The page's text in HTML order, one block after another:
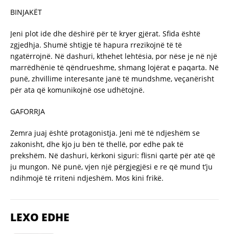
BINJAKËT
Jeni plot ide dhe dëshirë për të kryer gjërat. Sfida është
zgjedhja. Shumë shtigje të hapura rrezikojnë të të
ngatërrojnë. Në dashuri, kthehet lehtësia, por nëse je në një
marrëdhënie të qëndrueshme, shmang lojërat e paqarta. Në
punë, zhvillime interesante janë të mundshme, veçanërisht
për ata që komunikojnë ose udhëtojnë.
GAFORRJA
Zemra juaj është protagonistja. Jeni më të ndjeshëm se
zakonisht, dhe kjo ju bën të thellë, por edhe pak të
prekshëm. Në dashuri, kërkoni siguri: flisni qartë për atë që
ju mungon. Në punë, vjen një përgjegjësi e re që mund t’ju
ndihmojë të rriteni ndjeshëm. Mos kini frikë.
LEXO EDHE